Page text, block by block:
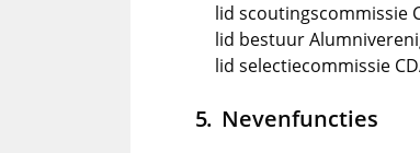
lid scoutingscommissie
lid bestuur
lid selectiecommissie
Nevenfuncties